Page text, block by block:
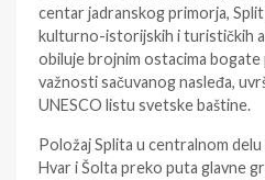
centar jadranskog primorja,
kulturno-istorijskih i turističkih
obiluje brojnim ostacima
važnosti sačuvanog nasleđa,
UNESCO listu svetske baštine.
Položaj Splita u centralnom
Hvar i Šolta preko puta glavne